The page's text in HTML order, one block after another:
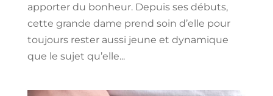
apporter du bonheur. Depuis ses débuts,
cette grande dame prend soin d’elle pour
toujours rester aussi jeune et dynamique
que le sujet qu’elle...